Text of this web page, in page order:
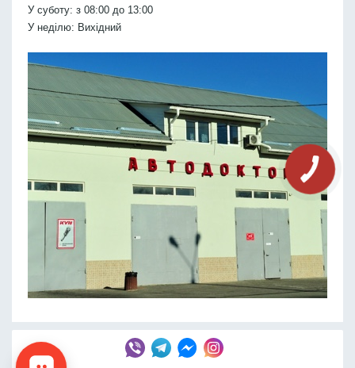
У суботу: з 08:00 до 13:00
У неділю: Вихідний